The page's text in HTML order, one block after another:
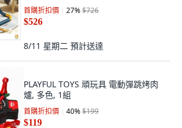
首購折扣價 27%$726
$526
8/11 星期二 預計送達
PLAYFUL TOYS 頑玩具 電動彈跳烤肉
爐, 多色, 1組
首購折扣價 40%$199
$119